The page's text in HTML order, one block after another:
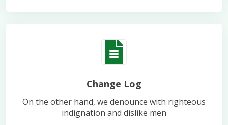
Change Log
On the other hand, we denounce with righteous
indignation and dislike men